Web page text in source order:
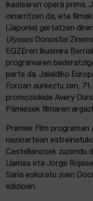
ikaslearen opera prima.
oinarritzen da, eta
(Japonia) gertatzen
Ulysses Donostia
EQZEren Ikusmira
programaren
parte da. Jaialdiko
Foroan aurkeztu zen,
promoziokide Avery
Pàmiesek filmaren
Premier Film programan
nazioartean
Castellanosek zuzendu
Llamas eta Jorge
Saria eskuratu zuen
edizioan.